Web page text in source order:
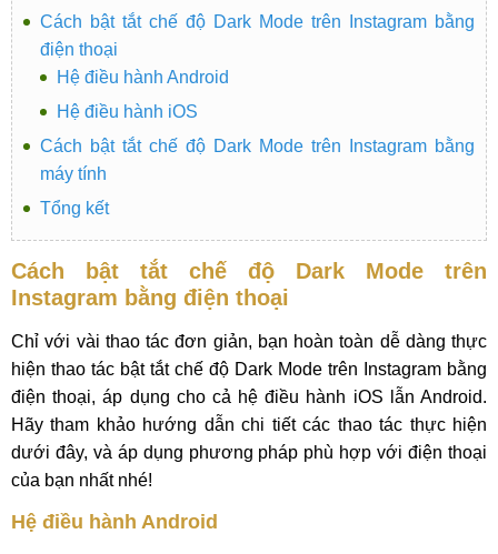
Cách bật tắt chế độ Dark Mode trên Instagram bằng
điện thoại
Hệ điều hành Android
Hệ điều hành iOS
Cách bật tắt chế độ Dark Mode trên Instagram bằng
máy tính
Tổng kết
Cách bật tắt chế độ Dark Mode trên
Instagram bằng điện thoại
Chỉ với vài thao tác đơn giản, bạn hoàn toàn dễ dàng thực
hiện thao tác bật tắt chế độ Dark Mode trên Instagram bằng
điện thoại, áp dụng cho cả hệ điều hành iOS lẫn Android.
Hãy tham khảo hướng dẫn chi tiết các thao tác thực hiện
dưới đây, và áp dụng phương pháp phù hợp với điện thoại
của bạn nhất nhé!
Hệ điều hành Android